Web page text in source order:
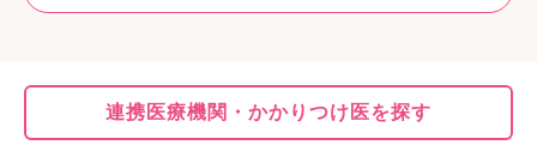
連携医療機関・かかりつけ医を探す